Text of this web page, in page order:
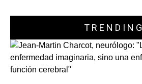
TRENDING